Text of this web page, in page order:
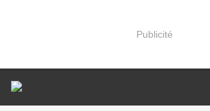
Publicité